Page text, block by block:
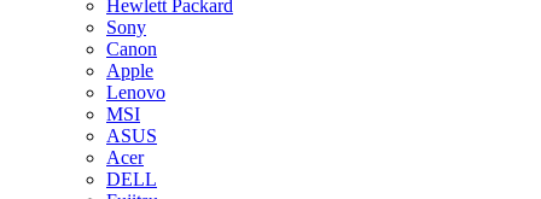
Hewlett Packard
Sony
Canon
Apple
Lenovo
MSI
ASUS
Acer
DELL